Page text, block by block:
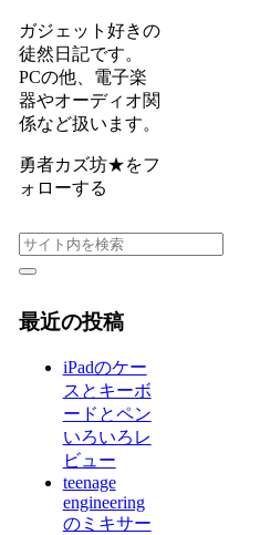
ガジェット好きの
徒然日記です。
PCの他、電子楽
器やオーディオ関
係など扱います。
勇者カズ坊★をフ
ォローする
最近の投稿
iPadのケー
スとキーボ
ードとペン
いろいろレ
ビュー
teenage
engineering
のミキサー